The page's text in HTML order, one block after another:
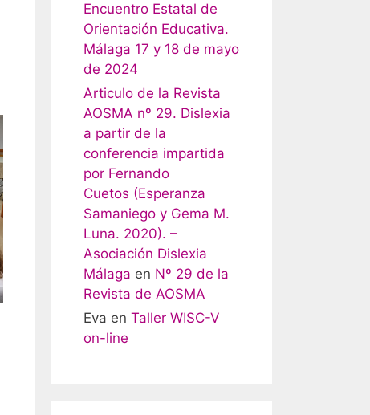
Encuentro Estatal de
Orientación Educativa.
Málaga 17 y 18 de mayo
de 2024
Articulo de la Revista
AOSMA nº 29. Dislexia
a partir de la
conferencia impartida
por Fernando
Cuetos (Esperanza
Samaniego y Gema M.
Luna. 2020). –
Asociación Dislexia
Málaga en Nº 29 de la
Revista de AOSMA
Eva en Taller WISC-V
on-line